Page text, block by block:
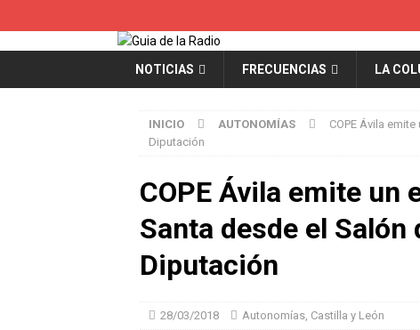
NOTICIAS FRECUENCIAS LA
INICIO AUTONOMÍAS
COPE Ávila
Diputación
COPE Ávila emite un
Santa desde el Salón
Diputación
28/03/2018 Autonomías, Castilla y León